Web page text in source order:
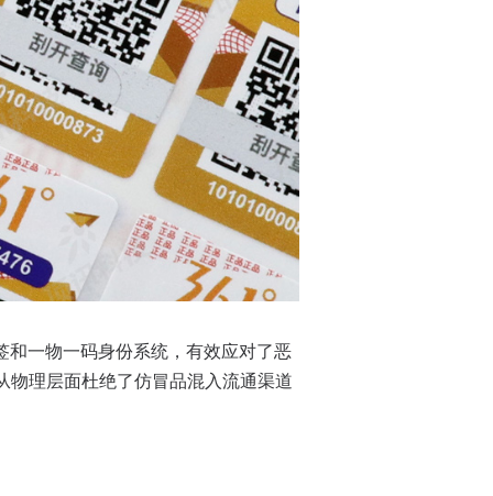
一物一码身份系统，有效应对了恶
物理层面杜绝了仿冒品混入流通渠道